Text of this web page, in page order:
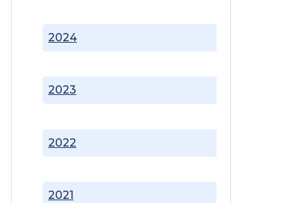
2021
2022
2023
2024